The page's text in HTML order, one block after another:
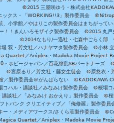
©2015 三屋咲ゆう・株式会社
ックス・「WORKING!!3」製作委員会
、小学館／やはりこの製作委員会はまちがっ
！！きんいろモザイク製作委員会 ©2015 丸戸
©2014なもり/一迅社・七森中ごらく部
双・芳文社／ハナヤマタ製作委員会 ©小林
Quartet／Aniplex・Madoka Movie Project
ホビージャパン／百花繚乱SBパートナーズ
©宮原るり／芳文社・藤女生徒会 ©原悠衣・
／製作委員会＠がんばらない ©KADOKAWA
コハル・講談社／みなみけ製作委員会 ©桜場コ
談社／「みなみけ おかえり」製作委員会 ©桜
トバンク クリエイティブ／「俺修羅」製作委
ー・メディアワークス/さくら荘製作委員会
Quartet／Aniplex・Madoka Movie